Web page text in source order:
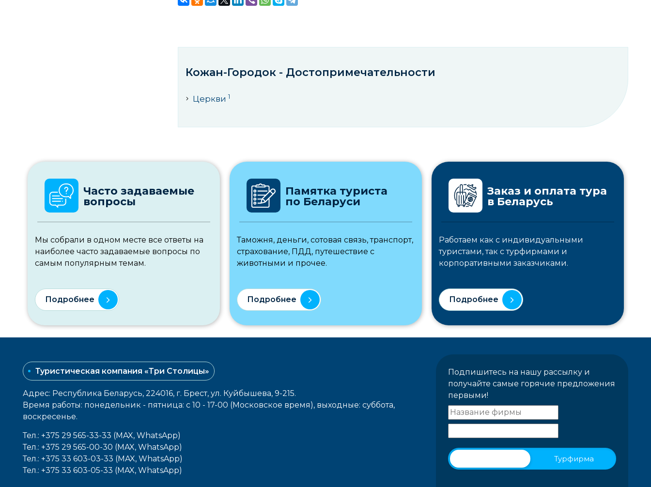
Кожан-Городок - Достопримечательности
Церкви 1
Часто задаваемые
вопросы
Мы собрали в одном месте все ответы на
наиболее часто задаваемые вопросы по
самым популярным темам.
Подробнее
Памятка туриста
по Беларуси
Таможня, деньги, сотовая связь, транспорт,
страхование, ПДД, путешествие с
животными и прочее.
Подробнее
Заказ и оплата тура
в Беларусь
Работаем как с индивидуальными
туристами, так с турфирмами и
корпоративными заказчиками.
Подробнее
Туристическая компания «Три Столицы»
Адрес: Республика Беларусь, 224016, г. Брест, ул. Куйбышева, 9-215.
Время работы: понедельник - пятница: с 10 - 17-00 (Московское время), выходные: cуббота,
воcкресенье.
Тел.: +375 29 565-33-33 (MAX, WhatsApp)
Тел.: +375 29 565-00-30 (MAX, WhatsApp)
Тел.: +375 33 603-03-33 (MAX, WhatsApp)
Тел.: +375 33 603-05-33 (MAX, WhatsApp)
Подпишитесь на нашу рассылку и
получайте самые горячие предложения
первыми!
Турфирма